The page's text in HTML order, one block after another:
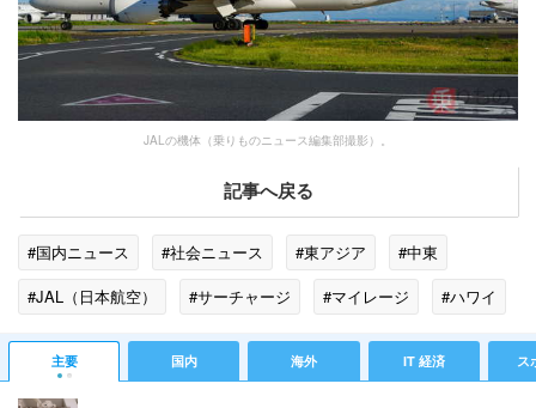
JALの機体（乗りものニュース編集部撮影）。
記事へ戻る
#国内ニュース #社会ニュース #東アジア
#中東
#JAL（日本航空）
#サーチャージ #マイレージ #ハワイ
主要 国内 海外 IT 経済 ス